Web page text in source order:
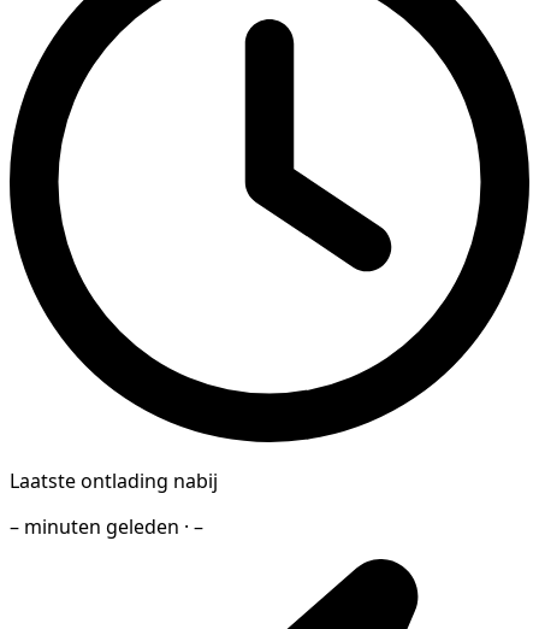
Laatste ontlading nabij
– minuten geleden · –